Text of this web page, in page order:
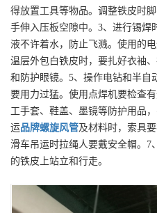
得放置工具等物品。调整铁皮时
手伸入压板空隙中。3、进行锡焊
液不许着水，防止飞溅。使用的
温层外包白铁皮时，要扎好衣袖
和防护眼镜。5、操作电钻和半自
要用力过猛。使用点焊机要检查
工手套、鞋盖、墨镜等防护用品
运品牌螺旋风管及材料时，索具
滑车吊运时拉绳人要戴安全帽。7
的铁皮上站立和行走。